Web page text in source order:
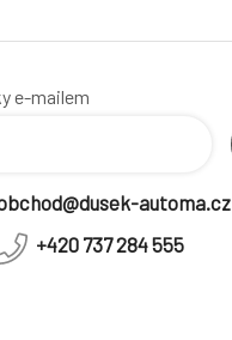
e-mailem
automa.cz
+420 737 284 555